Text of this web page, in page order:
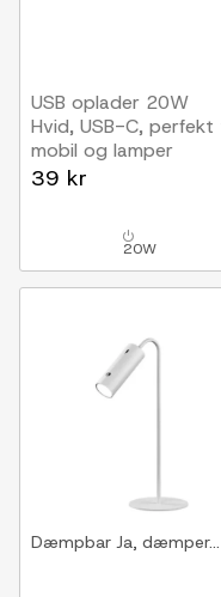
USB oplader 20W
Hvid, USB-C, perfekt
mobil og lamper
39 kr
20W
Dæmpbar Ja, dæmper...